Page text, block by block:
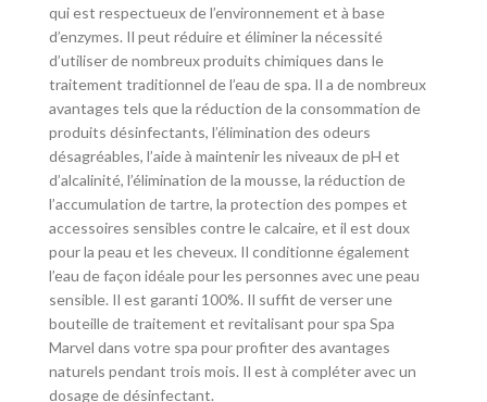
qui est respectueux de l’environnement et à base
d’enzymes. Il peut réduire et éliminer la nécessité
d’utiliser de nombreux produits chimiques dans le
traitement traditionnel de l’eau de spa. Il a de nombreux
avantages tels que la réduction de la consommation de
produits désinfectants, l’élimination des odeurs
désagréables, l’aide à maintenir les niveaux de pH et
d’alcalinité, l’élimination de la mousse, la réduction de
l’accumulation de tartre, la protection des pompes et
accessoires sensibles contre le calcaire, et il est doux
pour la peau et les cheveux. Il conditionne également
l’eau de façon idéale pour les personnes avec une peau
sensible. Il est garanti 100%. Il suffit de verser une
bouteille de traitement et revitalisant pour spa Spa
Marvel dans votre spa pour profiter des avantages
naturels pendant trois mois. Il est à compléter avec un
dosage de désinfectant.